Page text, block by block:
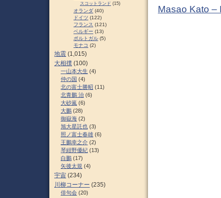
Masao Kato –
スコットランド (15)
オランダ (40)
ドイツ (122)
フランス (121)
ベルギー (13)
ポルトガル (5)
モナコ (2)
地震 (1,015)
大相撲 (100)
一山本大生 (4)
仲の国 (4)
北の富士勝昭 (11)
北青鵬 治 (6)
大砂嵐 (6)
大鵬 (28)
御嶽海 (2)
旭大星託也 (3)
照ノ富士春雄 (6)
王鵬幸之介 (2)
琴紺野優紀 (13)
白鵬 (17)
矢後太規 (4)
宇宙 (234)
川柳コーナー (235)
俳句会 (20)